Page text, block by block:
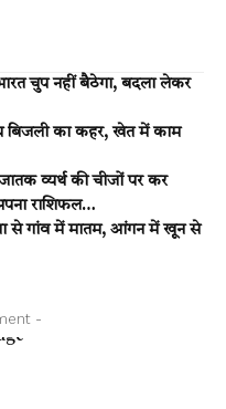
चुप नहीं बैठेगा, बदला लेकर
बिजली का कहर, खेत में काम
व्यर्थ की चीजों पर कर
राशिफल…
से गांव में मातम, आंगन में खून से
-